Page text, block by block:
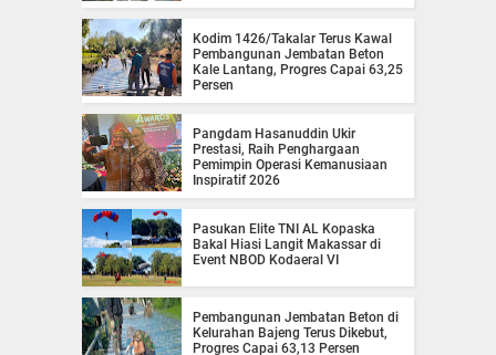
Kodim 1426/Takalar Terus Kawal
Pembangunan Jembatan Beton
Kale Lantang, Progres Capai 63,25
Persen
Pangdam Hasanuddin Ukir
Prestasi, Raih Penghargaan
Pemimpin Operasi Kemanusiaan
Inspiratif 2026
Pasukan Elite TNI AL Kopaska
Bakal Hiasi Langit Makassar di
Event NBOD Kodaeral VI
Pembangunan Jembatan Beton di
Kelurahan Bajeng Terus Dikebut,
Progres Capai 63,13 Persen